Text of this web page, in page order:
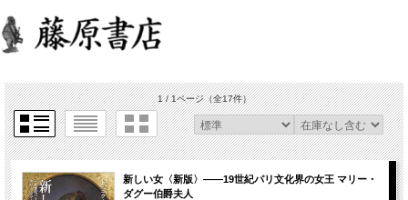
1 / 1ページ（全17件）
新しい女〈新版〉――19世紀パリ文化界の女王 マリー・
ダグー伯爵夫人